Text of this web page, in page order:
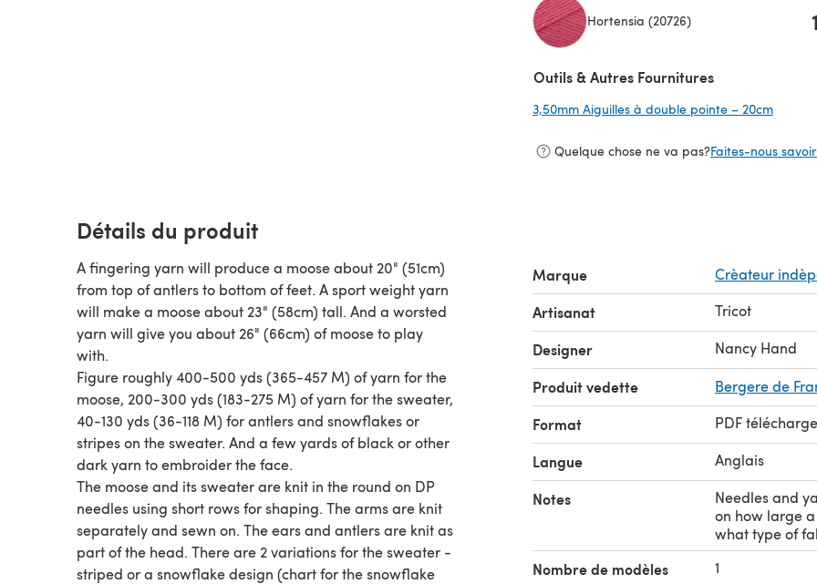
Hortensia (20726) 1
Outils & Autres Fournitures
3,50mm Aiguilles à double pointe – 20cm
Quelque chose ne va pas?Faites-nous
Détails du produit
A fingering yarn will produce a moose about 20" (51cm)
from top of antlers to bottom of feet. A sport weight yarn
will make a moose about 23" (58cm) tall. And a worsted
yarn will give you about 26" (66cm) of moose to play
with.
Figure roughly 400-500 yds (365-457 M) of yarn for the
moose, 200-300 yds (183-275 M) of yarn for the sweater,
40-130 yds (36-118 M) for antlers and snowflakes or
stripes on the sweater. And a few yards of black or other
dark yarn to embroider the face.
The moose and its sweater are knit in the round on DP
needles using short rows for shaping. The arms are knit
separately and sewn on. The ears and antlers are knit as
part of the head. There are 2 variations for the sweater -
striped or a snowflake design (chart for the snowflake
Marque Crèateur
Artisanat Tricot
Designer Nancy Hand
Produit vedette Bergere de
Format PDF
Langue Anglais
Notes
Needles and
on how large
what type of
Nombre de modèles 1